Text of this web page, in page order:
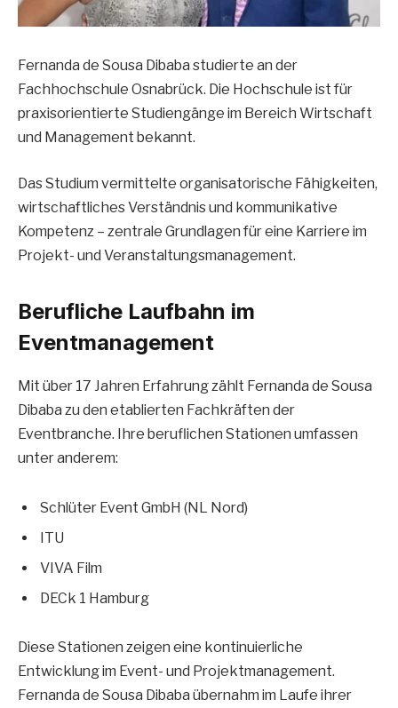
Fernanda de Sousa Dibaba studierte an der
Fachhochschule Osnabrück. Die Hochschule ist für
praxisorientierte Studiengänge im Bereich Wirtschaft
und Management bekannt.
Das Studium vermittelte organisatorische Fähigkeiten,
wirtschaftliches Verständnis und kommunikative
Kompetenz – zentrale Grundlagen für eine Karriere im
Projekt- und Veranstaltungsmanagement.
Berufliche Laufbahn im
Eventmanagement
Mit über 17 Jahren Erfahrung zählt Fernanda de Sousa
Dibaba zu den etablierten Fachkräften der
Eventbranche. Ihre beruflichen Stationen umfassen
unter anderem:
Schlüter Event GmbH (NL Nord)
ITU
VIVA Film
DECk 1 Hamburg
Diese Stationen zeigen eine kontinuierliche
Entwicklung im Event- und Projektmanagement.
Fernanda de Sousa Dibaba übernahm im Laufe ihrer